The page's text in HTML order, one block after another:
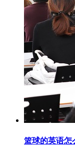
篮球的英语怎